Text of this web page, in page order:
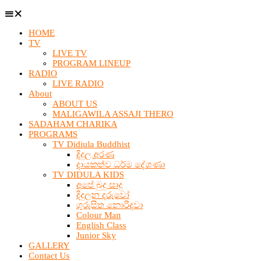
HOME
TV
LIVE TV
PROGRAM LINEUP
RADIO
LIVE RADIO
About
ABOUT US
MALIGAWILA ASSAJI THERO
SADAHAM CHARIKA
PROGRAMS
TV Didiula Buddhist
දිදුල අරණ
දායකත්ව ධර්ම දේශණා
TV DIDULA KIDS
අපේ බුදු සාදු
දිදුලන දරුවෝ
ගුරුසිත නොරිදවා
Colour Man
English Class
Junior Sky
GALLERY
Contact Us